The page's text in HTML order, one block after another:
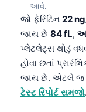
આવે.
જો ફેરિટિન 22
જાય છે 84 fL,
પ્લેટલેટ્સ થોડું
હોવા છતાં
જાય છે. એટલે જ
ટેસ્ટ રિપોર્ટ સમજો.